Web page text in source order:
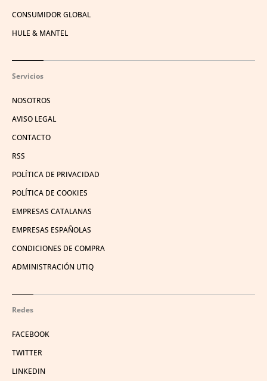
CONSUMIDOR GLOBAL
HULE & MANTEL
Servicios
NOSOTROS
AVISO LEGAL
CONTACTO
RSS
POLÍTICA DE PRIVACIDAD
POLÍTICA DE COOKIES
EMPRESAS CATALANAS
EMPRESAS ESPAÑOLAS
CONDICIONES DE COMPRA
ADMINISTRACIÓN UTIQ
Redes
FACEBOOK
TWITTER
LINKEDIN